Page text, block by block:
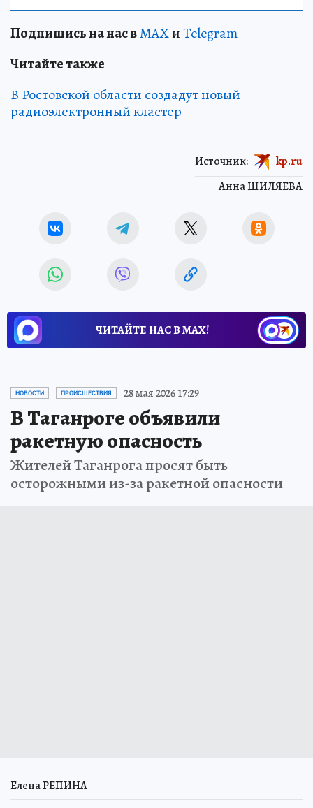
Подпишись на нас вMAXиTelegram
Читайте также
В Ростовской области создадут новый
радиоэлектронный кластер
Анна ШИЛЯЕВА
Источник: kp.ru
ЧИТАЙТЕ НАС В МАХ!
НОВОСТИ ПРОИСШЕСТВИЯ 28 мая 2026 17:29
В Таганроге объявили
ракетную опасность
Жителей Таганрога просят быть
осторожными из-за ракетной опасности
Елена РЕПИНА